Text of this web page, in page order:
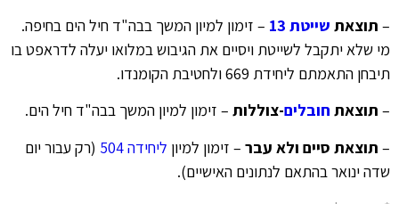
– תוצאת שייטת 13
– זימון למיון המשך בבה"ד חיל הים בחיפה.
מי שלא יתקבל לשייטת ויסיים את הגיבוש במלואו יעלה לדראפט בו
תיבחן התאמתם ליחידת 669 ולחטיבת הקומנדו.
– תוצאת חובלים-צוללות – זימון למיון המשך בבה"ד חיל הים.
– תוצאת סיים ולא עבר – זימון למיון ליחידה 504
(רק עבור יום
שדה ינואר בהתאם לנתונים האישיים).